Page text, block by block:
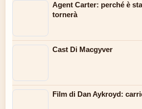
Agent Carter: perché è
tornerà
Cast Di Macgyver
Film di Dan Aykroyd: